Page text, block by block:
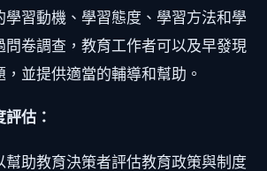
學習動機、學習態度、學習方法和學
問卷調查，教育工作者可以及早發現
並提供適當的輔導和幫助。
估：
幫助教育決策者評估教育政策與制度